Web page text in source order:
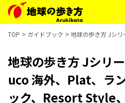
TOP ガイドブック 地球の歩き方 Jシ
地球の歩き方 Jシリ
uco 海外、Plat、ラ
ック、Resort Style